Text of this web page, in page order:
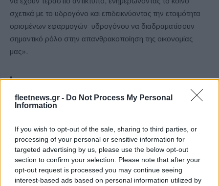
fleetnews.gr - Do Not Process My Personal
Information
If you wish to opt-out of the sale, sharing to third parties, or
processing of your personal or sensitive information for
targeted advertising by us, please use the below opt-out
section to confirm your selection. Please note that after your
opt-out request is processed you may continue seeing
interest-based ads based on personal information utilized by
σχετικά με το υδρογόνο και επιδεικνύοντας την ετοιμότητα
ορισμένων εφαρμογών υδρογόνου να διαδραματίσουν
σημαντικό ρόλο στην απανθρακοποίηση της οικονομίας
μας».
Εθνική Παίδων: Ξέσπασε 86-63 στη Γεωργία, αλλά
αποχώρησε τραυματίας ο Σπανός